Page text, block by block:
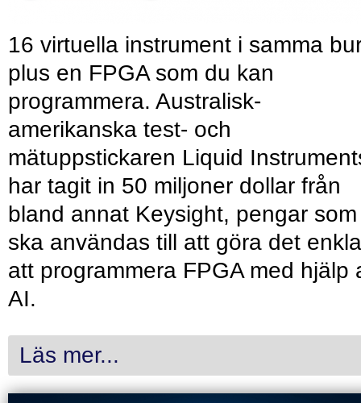
16 virtuella instrument i samma
plus en FPGA som du kan
programmera. Australisk-
amerikanska test- och
mätuppstickaren Liquid
har tagit in 50 miljoner dollar från
bland annat Keysight, pengar som
ska användas till att göra det
att programmera FPGA med hjälp
AI.
Läs mer...